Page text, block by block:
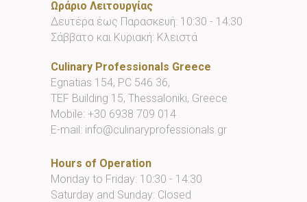
Ωράριο Λειτουργίας
Δευτέρα έως Παρασκευή: 10:30 - 14:30
Σάββατο και Κυριακή: Κλειστά
Culinary Professionals Greece
Egnatias 154, PC 546 36,
TEF Building 15, Thessaloniki, Greece
Mobile: +30 6938 709 014
E-mail: info@culinaryprofessionals.gr
Hours of Operation
Monday to Friday: 10:30 - 14:30
Saturday and Sunday: Closed